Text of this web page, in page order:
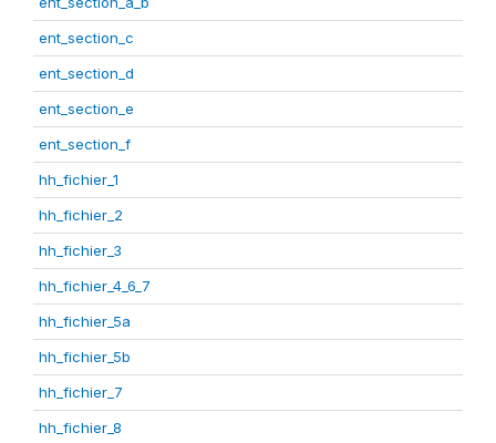
ent_section_c
ent_section_d
ent_section_e
ent_section_f
hh_fichier_1
hh_fichier_2
hh_fichier_3
hh_fichier_4_6_7
hh_fichier_5a
hh_fichier_5b
hh_fichier_7
hh_fichier_8